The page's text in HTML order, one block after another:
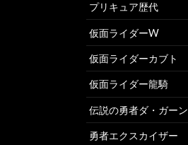
プリキュア歴代
仮面ライダーW
仮面ライダーカブト
仮面ライダー龍騎
伝説の勇者ダ・ガーン
勇者エクスカイザー